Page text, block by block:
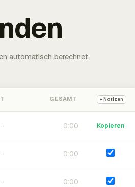
automatisch berechnet.
GESAMT + Notizen
0:00 Kopieren
0:00
0:00